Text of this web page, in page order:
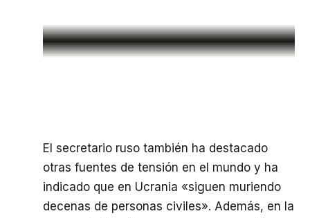
El secretario ruso también ha destacado
otras fuentes de tensión en el mundo y ha
indicado que en Ucrania «siguen muriendo
decenas de personas civiles». Además, en la